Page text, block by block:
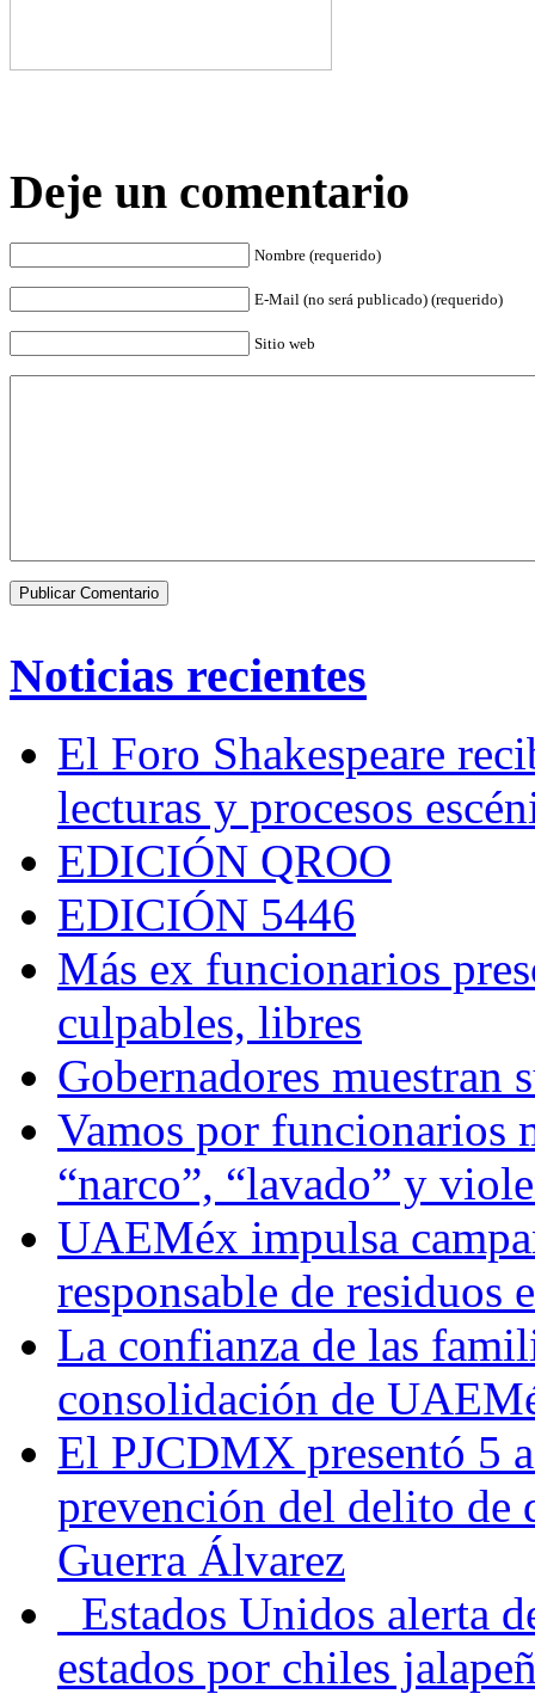
Deje un comentario
Nombre (requerido)
E-Mail (no será publicado) (requerido)
Sitio web
Noticias recientes
El Foro Shakespeare
lecturas y procesos
EDICIÓN QROO
EDICIÓN 5446
Más ex funcionarios
culpables, libres
Gobernadores muestran
Vamos por funcionarios
“narco”, “lavado” y
UAEMéx impulsa
responsable de residuos
La confianza de las
consolidación de
El PJCDMX presentó 5
prevención del delito de
Guerra Álvarez
Estados Unidos alerta
estados por chiles